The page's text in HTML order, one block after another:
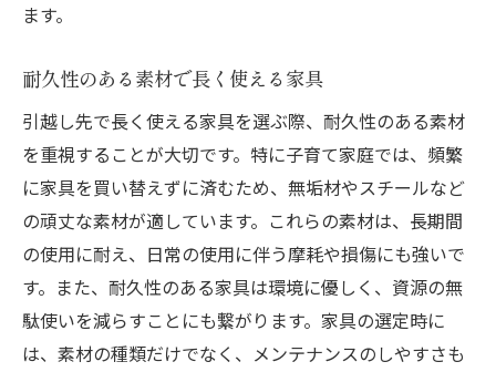
ます。
耐久性のある素材で長く使える家具
引越し先で長く使える家具を選ぶ際、耐久性のある素材
を重視することが大切です。特に子育て家庭では、頻繁
に家具を買い替えずに済むため、無垢材やスチールなど
の頑丈な素材が適しています。これらの素材は、長期間
の使用に耐え、日常の使用に伴う摩耗や損傷にも強いで
す。また、耐久性のある家具は環境に優しく、資源の無
駄使いを減らすことにも繋がります。家具の選定時に
は、素材の種類だけでなく、メンテナンスのしやすさも